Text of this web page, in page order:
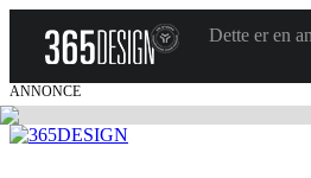
Dette er en
ANNONCE